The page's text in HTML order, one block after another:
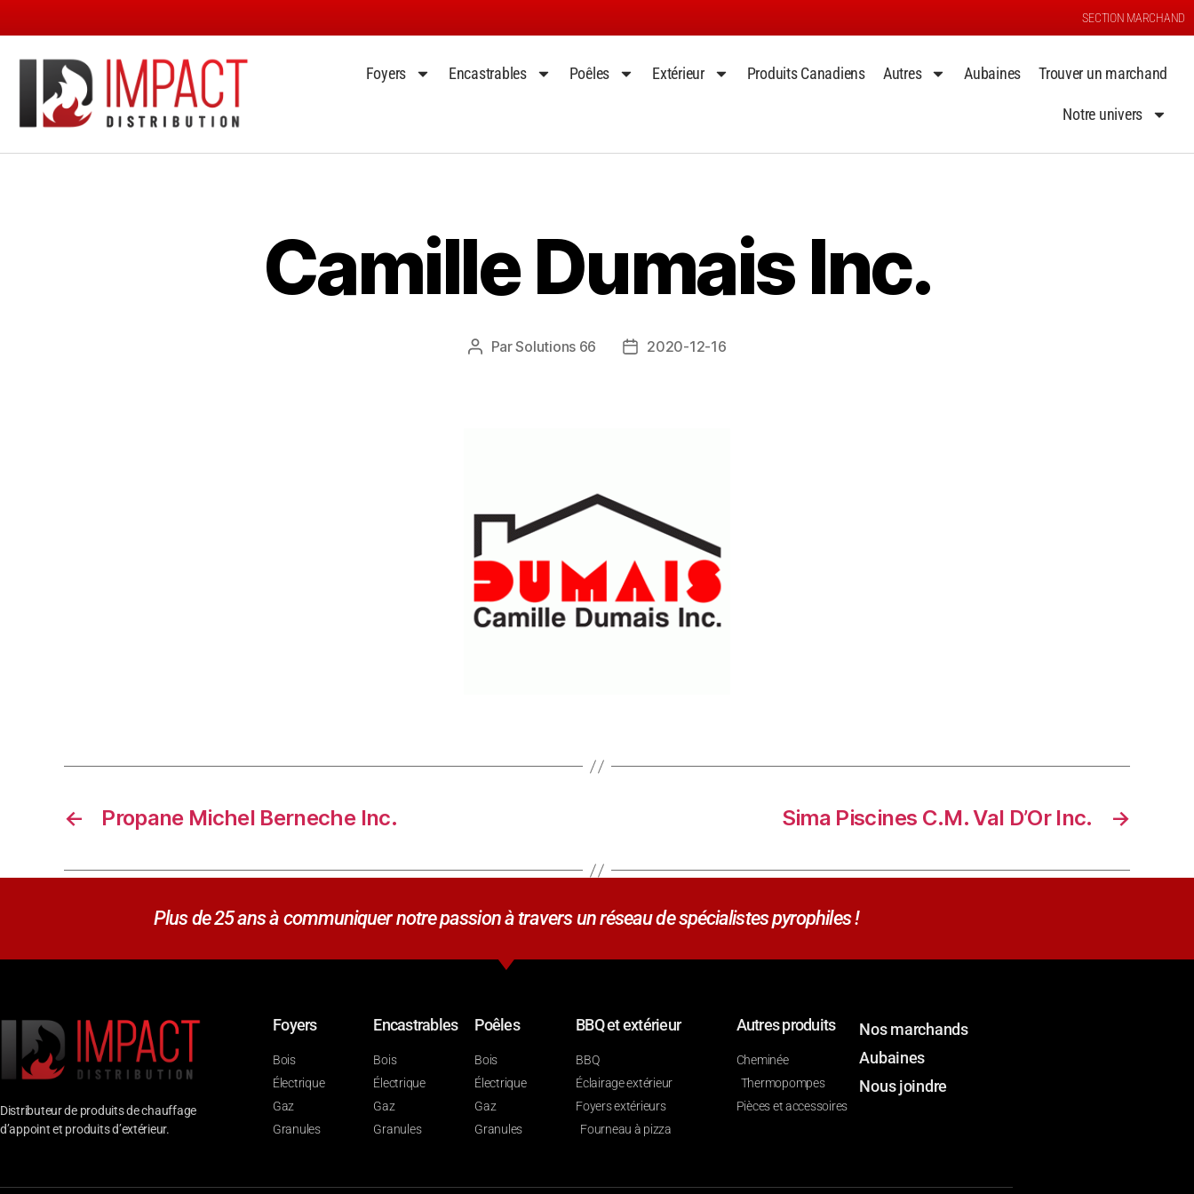
SECTION MARCHAND
Foyers Encastrables Poêles Extérieur Produits Canadiens Autres Aubaines Trouver un marchand
Notre univers
Camille Dumais Inc.
ParSolutions 66 2020-12-16
← Propane Michel Berneche Inc. →
Sima Piscines C.M. Val D’Or Inc.
Plus de 25 ans à communiquer notre passion à travers un réseau de spécialistes pyrophiles !
Distributeur de produits de chauffage
d’appoint et produits d’extérieur.
Foyers
Bois
Électrique
Gaz
Granules
Encastrables
Bois
Électrique
Gaz
Granules
Poêles
Bois
Électrique
Gaz
Granules
BBQ et extérieur
BBQ
Éclairage extérieur
Foyers extérieurs
Fourneau à pizza
Autres produits
Cheminée
Thermopompes
Pièces et accessoires
Nos marchands
Aubaines
Nous joindre